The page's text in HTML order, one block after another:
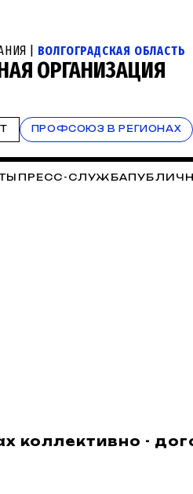
| ВОЛГОГРАДСКАЯ ОБЛАСТЬ
ОРГАНИЗАЦИЯ
ПРОФСОЮЗ В РЕГИОНАХ
ПРЕСС-СЛУЖБА
коллективно -